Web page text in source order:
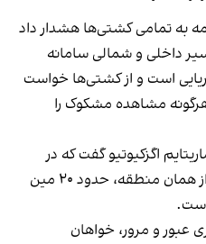
مرکز امنیت دریایی عمان در ۲۹ مه به تمامی کشتی‌ها هشدار داد
داخلی و شمالی سامانه
است و از کشتی‌ها خواست
مشاهده مشکوک را
اگزکیوتیو گفت که در
تصاویر ماهواره‌ای با وضوح بالا از همان منطقه، حدود ۲۰ مین
عبور و مرور، خواهان